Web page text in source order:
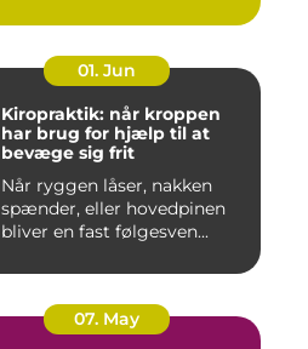
01. Jun
Kiropraktik: når kroppen
har brug for hjælp til at
bevæge sig frit
Når ryggen låser, nakken
spænder, eller hovedpinen
bliver en fast følgesven...
07. May